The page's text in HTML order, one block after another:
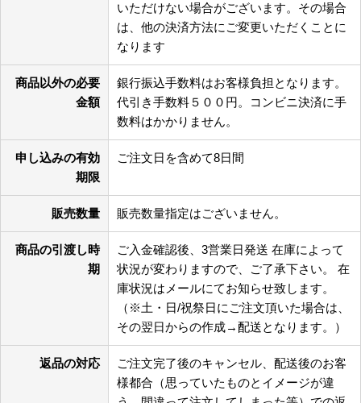
いただけない場合がございます。その場合
は、他の決済方法にご変更いただくことに
なります
商品以外の必要
金額
銀行振込手数料はお客様負担となります。
代引き手数料５００円。コンビニ決済に手
数料はかかりません。
申し込みの有効
期限
ご注文日を含めて8日間
販売数量 販売数量指定はございません。
商品の引渡し時
期
ご入金確認後、3営業日発送 在庫によって
状況が変わりますので、ご了承下さい。 在
庫状況はメールにてお知らせ致します。
（※土・日/祝祭日にご注文頂いた場合は、
その翌日からの作成→配送となります。）
返品の対応
ご注文完了後のキャンセル、配送後のお客
様都合（思っていたものとイメージが違